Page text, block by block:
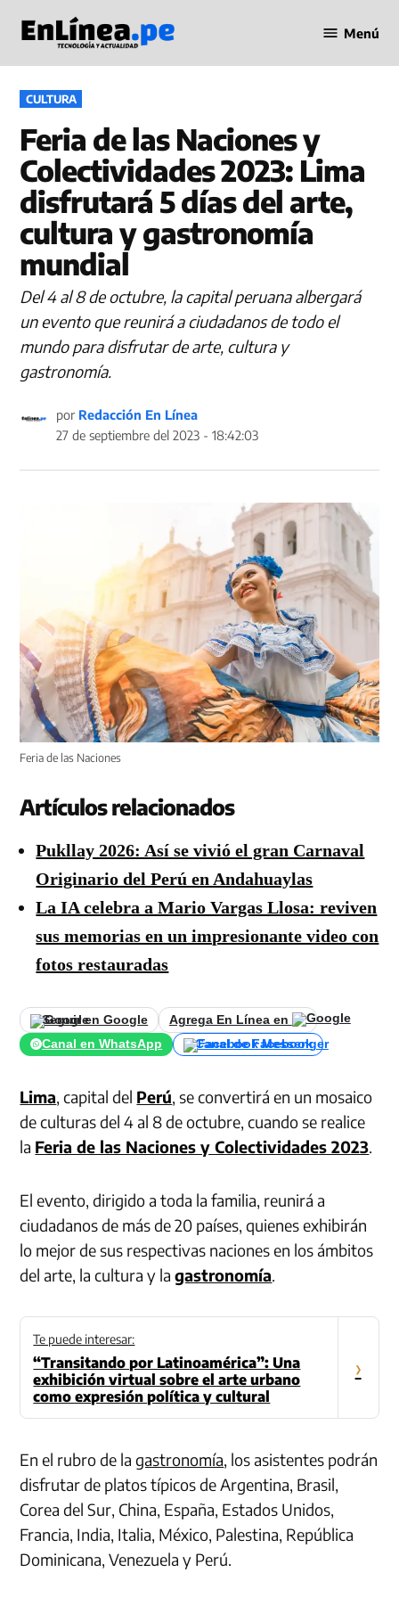
contenido
en Línea
Menú
PUBLICADO
EN
CULTURA
Feria de las Naciones y
Colectividades 2023: Lima
disfrutará 5 días del arte,
cultura y gastronomía
mundial
Del 4 al 8 de octubre, la capital peruana albergará
un evento que reunirá a ciudadanos de todo el
mundo para disfrutar de arte, cultura y
gastronomía.
por Redacción En Línea
27 de septiembre del 2023 - 18:42:03
Feria de las Naciones
Artículos relacionados
Pukllay 2026: Así se vivió el gran Carnaval
Originario del Perú en Andahuaylas
La IA celebra a Mario Vargas Llosa: reviven
sus memorias en un impresionante video con
fotos restauradas
Seguir en Google
Agrega En Línea en
Canal en WhatsApp
Canal de Facebook
Lima, capital del Perú, se convertirá en un mosaico
de culturas del 4 al 8 de octubre, cuando se realice
la Feria de las Naciones y Colectividades 2023.
El evento, dirigido a toda la familia, reunirá a
ciudadanos de más de 20 países, quienes exhibirán
lo mejor de sus respectivas naciones en los ámbitos
del arte, la cultura y lagastronomía.
Te puede interesar:
“Transitando por Latinoamérica”: Una
exhibición virtual sobre el arte urbano
como expresión política y cultural
›
En el rubro de lagastronomía, los asistentes podrán
disfrutar de platos típicos de Argentina, Brasil,
Corea del Sur, China, España, Estados Unidos,
Francia, India, Italia, México, Palestina, República
Dominicana, Venezuela y Perú.